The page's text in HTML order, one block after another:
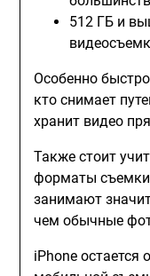
512 ГБ и
Особенно
кто снимает
хранит видео
Также стоит
форматы
занимают
чем обычные
iPhone остается